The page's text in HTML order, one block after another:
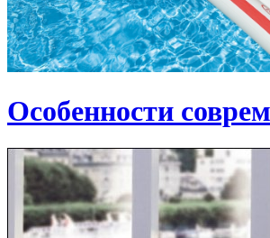
Особенности